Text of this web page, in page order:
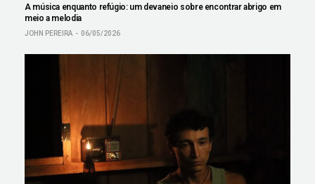
A música enquanto refúgio: um devaneio sobre encontrar abrigo em
meio a melodia
JOHN PEREIRA 06/05/2026